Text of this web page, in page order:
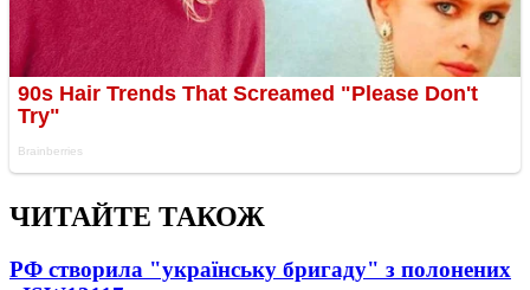
ЧИТАЙТЕ ТАКОЖ
РФ створила "українську бригаду" з полонених